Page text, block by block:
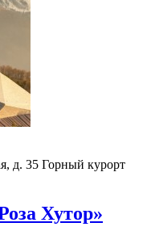
д. 35 Горный курорт
Хутор»